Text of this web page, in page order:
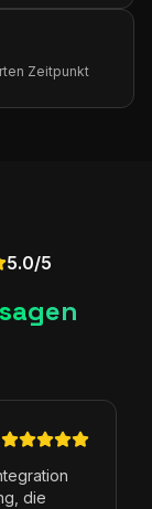
Zeitpunkt
5.0/5
sagen
die